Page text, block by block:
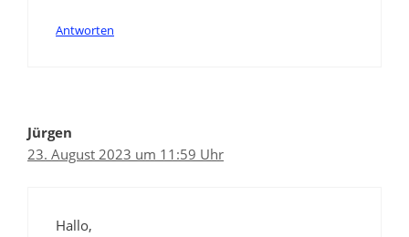
Antworten
Jürgen
23. August 2023 um 11:59 Uhr
Hallo,